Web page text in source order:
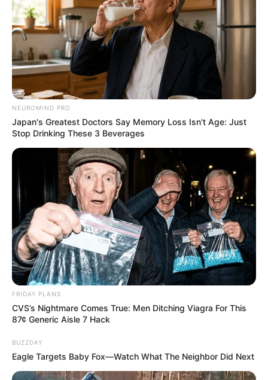
2018 júliusában négy fiatal nyomtalanul eltűnt a
Yellowstone Nemzeti Park távoli vidékén.
NEUROMIND PRO
Japan's Greatest Doctors Say Memory Loss Isn't Age: Just
Stop Drinking These 3 Beverages
FRIDAY PLANS
CVS’s Nightmare Comes True: Men Ditching Viagra For This
87¢ Generic Aisle 7 Hack
BUZZDAY
Eagle Targets Baby Fox—Watch What The Neighbor Did Next